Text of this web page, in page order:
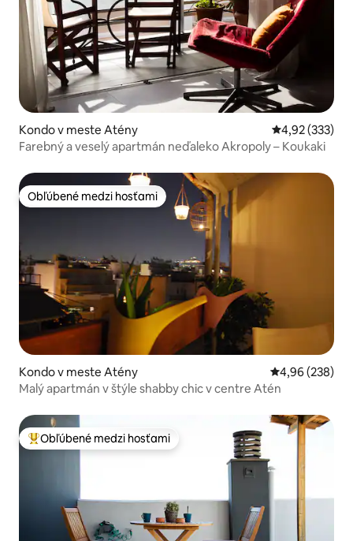
Kondo v meste Atény Priemerné
4,92 (333)
Farebný a veselý apartmán neďaleko Akropoly – Koukaki
Obľúbené medzi hosťami
Obľúbené medzi hosťami
Kondo v meste Atény Priemerné
4,96 (238)
Malý apartmán v štýle shabby chic v centre Atén
Najobľúbenejšie medzi hosťami
Obľúbené medzi hosťami